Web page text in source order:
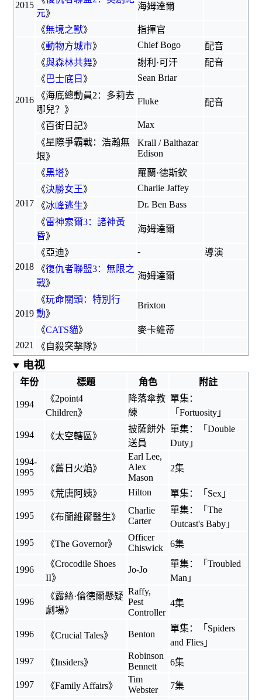
2015
元》
海姆達爾
《無境之獸》 指揮官
2016
《動物方城市》 Chief Bogo
配音
《與森林共舞》 謝利·可汗
配音
《巴士底日 》
Sean Briar
《海底總動員2：多莉去
哪兒？ 》
Fluke 配音
《百街日記》
Max
《星際爭霸戰：浩瀚無
垠》
Krall / Balthazar
Edison
2017
《黑塔》
羅蘭·德斯欽
《決勝女王》
Charlie Jaffey
《冰峰逃生》
Dr. Ben Bass
《雷神索爾3：諸神黃
昏》
海姆達爾
2018
《亞迪》 -
導演
《復仇者聯盟3：無限之
戰》
海姆達爾
2019
《玩命關頭：特別行
動》
Brixton
《CATS貓》
麥卡維蒂
2021
《自殺突擊隊》
电视
年份 標題 角色 附註
1994
《2point4
Children》
降落傘教
練
單集：
「Fortuosity」
1994 《太空轄區》
披薩餅外
送員
單集：「Double
Duty」
1994-
1995
《舊日火焰》
Earl Lee,
Alex
Mason
2集
1995 《荒唐阿姨》 Hilton 單集：「Sex」
1995 《布蘭維爾醫生》
Charlie
Carter
單集：「The
Outcast's Baby」
1995
《The Governor》
Officer
Chiswick
6集
1996
《Crocodile Shoes
II》
Jo-Jo
單集：「Troubled
Man」
1996
《露絲·倫德爾懸疑
劇場》
Raffy,
Pest
Controller
4集
1996 《Crucial Tales》 Benton
單集：「Spiders
and Flies」
1997
《Insiders》
Robinson
Bennett
6集
1997 《Family Affairs》
Tim
Webster
7集